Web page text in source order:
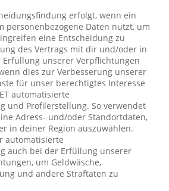
erfolgt, wenn ein
personenbezogene Daten nutzt, um
eine Entscheidung zu
des Vertrags mit dir und/oder in
Erfüllung unserer Verpflichtungen
dies zur Verbesserung unserer
für unser berechtigtes Interesse
automatisierte
und Profilerstellung. So verwendet
Adress- und/oder Standortdaten,
in deiner Region auszuwählen.
automatisierte
auch bei der Erfüllung unserer
um Geldwäsche,
und andere Straftaten zu